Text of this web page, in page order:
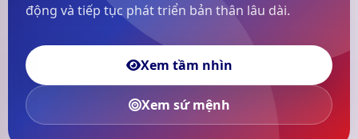
động và tiếp tục phát triển bản thân lâu dài.
Xem tầm nhìn
Xem sứ mệnh